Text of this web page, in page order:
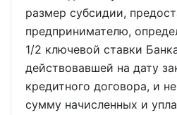
размер субсидии,
предпринимателю,
1/2 ключевой ставки
действовавшей на дату
кредитного договора, и
сумму начисленных и